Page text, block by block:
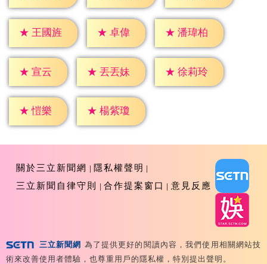
★ 王國旌 ★ 卓偉 ★ 潘瑋柏
★ 宣云 ★ 丟丟妹 ★ 徐莉玲
★ 愷樂 ★ 楊紫瓊
關於三立新聞網
隱私權聲明
三立新聞自律守則
合作提案窗口 意見反應
Copyright ©2026 Sanlih E-Television All Rights
三立新聞網 為了提供更好的閱讀內容，我們使用相關網站技
術來改善使用者體驗，也尊重用戶的隱私權，特別提出聲明。